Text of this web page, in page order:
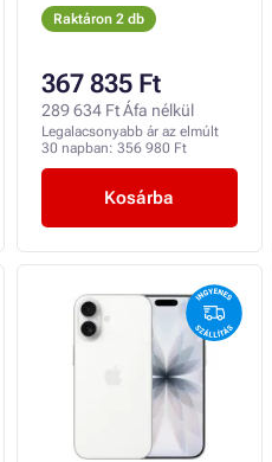
Raktáron 2 db
367 835 Ft
289 634 Ft Áfa nélkül
Legalacsonyabb ár az elmúlt
30 napban: 356 980 Ft
Kosárba